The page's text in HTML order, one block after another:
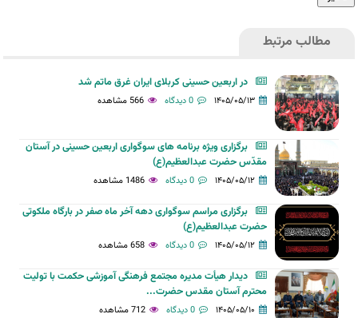
مطالب مرتبط
در اربعین حسینی کربلای ایران غرق ماتم شد
۱۴۰۵/۰۵/۱۳ 0 دیدگاه 566 مشاهده
برگزاری ویژه برنامه های سوگواری اربعین حسینی در آستان
مقدّس حضرت عبدالعظیم(ع)
۱۴۰۵/۰۵/۱۲ 0 دیدگاه 1486 مشاهده
برگزاری مراسم سوگواری دهه آخر ماه صفر در بارگاه ملکوتی
حضرت عبدالعظیم(ع)
۱۴۰۵/۰۵/۱۲ 0 دیدگاه 658 مشاهده
دیدار هیأت مدیره مجتمع فرهنگی آموزشی حکمت با تولیت
محترم آستان مقدس حضرت...
۱۴۰۵/۰۵/۱۰ 0 دیدگاه 712 مشاهده